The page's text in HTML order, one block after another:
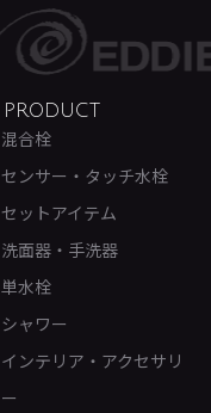
PRODUCT
混合栓
センサー・タッチ水栓
セットアイテム
洗面器・手洗器
単水栓
シャワー
インテリア・アクセサリ
ー